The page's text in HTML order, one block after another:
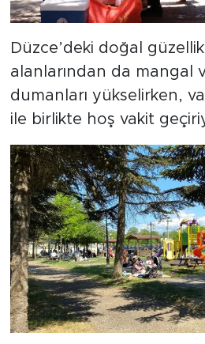
Düzce’deki doğal
alanlarından da mangal
dumanları yükselirken,
ile birlikte hoş vakit